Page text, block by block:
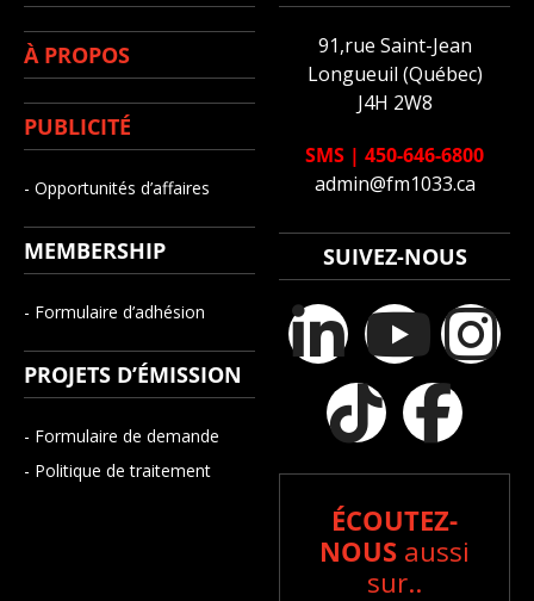
À PROPOS
PUBLICITÉ
- Opportunités d’affaires
MEMBERSHIP
- Formulaire d’adhésion
PROJETS D’ÉMISSION
- Formulaire de demande
- Politique de traitement
91,rue Saint-Jean
Longueuil (Québec)
J4H 2W8
SMS | 450-646-6800
admin@fm1033.ca
SUIVEZ-NOUS
ÉCOUTEZ-
NOUS aussi
sur..